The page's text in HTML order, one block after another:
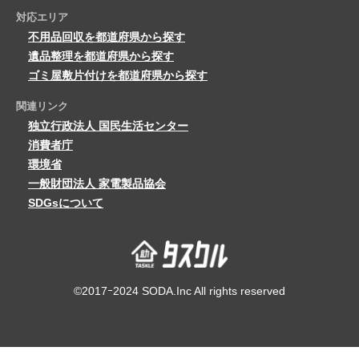
対応エリア
不用品回収を都道府県から探す
遺品整理を都道府県から探す
ゴミ屋敷片付けを都道府県から探す
関連リンク
独立行政法人 国民生活センター
消費者庁
環境省
一般財団法人 家電製品協会
SDGsについて
©2017ｰ2024 SODA.Inc All rights reserved